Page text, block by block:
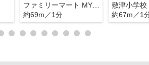
ファミリーマート MYS大国町駅前店
約69m／1分
敷津小学校
約67m／1